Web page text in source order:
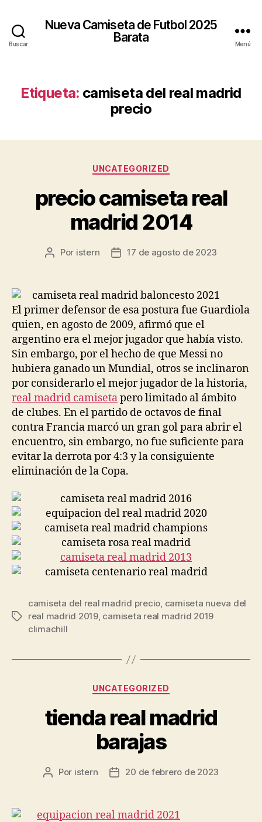
Buscar
Nueva Camiseta de Futbol 2025
Barata
Menú
Etiqueta: camiseta del real madrid
precio
Categorías
UNCATEGORIZED
precio camiseta real
madrid 2014
Autor
entrada
Por istern
Fecha
entrada
17 de agosto de 2023
El primer defensor de esa postura fue Guardiola
quien, en agosto de 2009, afirmó que el
argentino era el mejor jugador que había visto.
Sin embargo, por el hecho de que Messi no
hubiera ganado un Mundial, otros se inclinaron
por considerarlo el mejor jugador de la historia,
real madrid camisetapero limitado al ámbito
de clubes. En el partido de octavos de final
contra Francia marcó un gran gol para abrir el
encuentro, sin embargo, no fue suficiente para
evitar la derrota por 4:3 y la consiguiente
eliminación de la Copa.
Etiquetas
camiseta del real madrid precio, camiseta nueva del
real madrid 2019, camiseta real madrid 2019
climachill
Categorías
UNCATEGORIZED
tienda real madrid
barajas
Autor
entrada
Por istern
Fecha
entrada
20 de febrero de 2023